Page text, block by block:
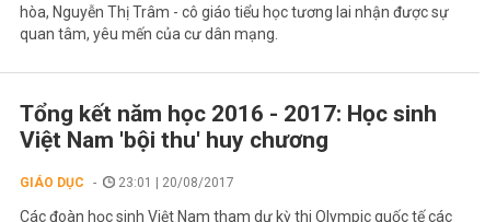
hòa, Nguyễn Thị Trâm - cô giáo tiểu học tương lai nhận được sự
quan tâm, yêu mến của cư dân mạng.
Tổng kết năm học 2016 - 2017: Học sinh
Việt Nam 'bội thu' huy chương
GIÁO DỤC 23:01 | 20/08/2017
Các đoàn học sinh Việt Nam tham dự kỳ thi Olympic quốc tế các